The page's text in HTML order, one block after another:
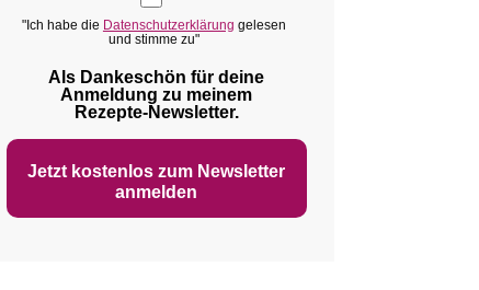
"Ich habe die Datenschutzerklärung gelesen
und stimme zu"
Als Dankeschön für deine
Anmeldung zu meinem
Rezepte‑Newsletter.
Jetzt kostenlos zum Newsletter
anmelden